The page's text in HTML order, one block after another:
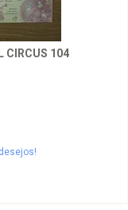
CIRCUS 104